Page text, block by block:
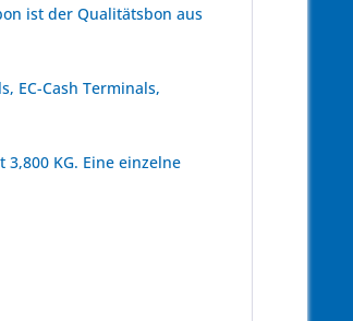
ist der Qualitätsbon aus
EC-Cash Terminals,
KG. Eine einzelne